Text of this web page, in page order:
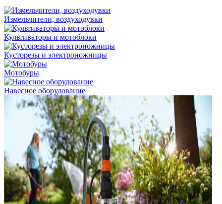
Измельчители, воздуходувки
Культиваторы и мотоблоки
Кусторезы и электроножницы
Мотобуры
Навесное оборудование